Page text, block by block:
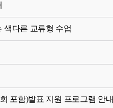
색다른 교류형 수업
포함)발표 지원 프로그램 안내